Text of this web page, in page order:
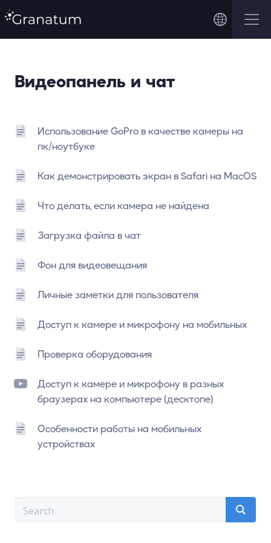
Видеопанель и чат
Использование GoPro в качестве камеры на
пк/ноутбуке
Как демонстрировать экран в Safari на MacOS
Что делать, если камера не найдена
Загрузка файла в чат
Фон для видеовещания
Личные заметки для пользователя
Доступ к камере и микрофону на мобильных
Проверка оборудования
Доступ к камере и микрофону в разных
браузерах на компьютере (десктопе)
Особенности работы на мобильных
устройствах